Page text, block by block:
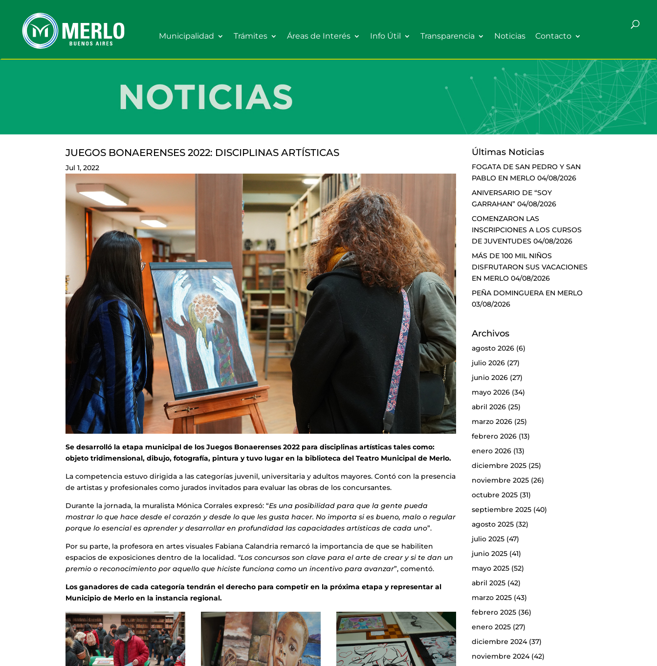
Municipalidad Trámites Áreas de Interés Info Útil Transparencia Noticias Contacto
JUEGOS BONAERENSES 2022: DISCIPLINAS ARTÍSTICAS
Jul 1, 2022
Se desarrolló la etapa municipal de los Juegos Bonaerenses 2022 para disciplinas artísticas tales como:
objeto tridimensional, dibujo, fotografía, pintura y tuvo lugar en la biblioteca del Teatro Municipal de Merlo.
La competencia estuvo dirigida a las categorías juvenil, universitaria y adultos mayores. Contó con la presencia
de artistas y profesionales como jurados invitados para evaluar las obras de los concursantes.
Durante la jornada, la muralista Mónica Corrales expresó: “Es una posibilidad para que la gente pueda
mostrar lo que hace desde el corazón y desde lo que les gusta hacer. No importa si es bueno, malo o regular
porque lo esencial es aprender y desarrollar en profundidad las capacidades artísticas de cada uno”.
Por su parte, la profesora en artes visuales Fabiana Calandria remarcó la importancia de que se habiliten
espacios de exposiciones dentro de la localidad. “Los concursos son clave para el arte de crear y si te dan un
premio o reconocimiento por aquello que hiciste funciona como un incentivo para avanzar”, comentó.
Los ganadores de cada categoría tendrán el derecho para competir en la próxima etapa y representar al
Municipio de Merlo en la instancia regional.
Últimas Noticias
FOGATA DE SAN PEDRO Y SAN
PABLO EN MERLO 04/08/2026
ANIVERSARIO DE “SOY
GARRAHAN” 04/08/2026
COMENZARON LAS
INSCRIPCIONES A LOS CURSOS
DE JUVENTUDES 04/08/2026
MÁS DE 100 MIL NIÑOS
DISFRUTARON SUS VACACIONES
EN MERLO 04/08/2026
PEÑA DOMINGUERA EN MERLO
03/08/2026
Archivos
agosto 2026(6)
julio 2026(27)
junio 2026(27)
mayo 2026(34)
abril 2026(25)
marzo 2026(25)
febrero 2026(13)
enero 2026(13)
diciembre 2025(25)
noviembre 2025(26)
octubre 2025(31)
septiembre 2025(40)
agosto 2025(32)
julio 2025(47)
junio 2025(41)
mayo 2025(52)
abril 2025(42)
marzo 2025(43)
febrero 2025(36)
enero 2025(27)
diciembre 2024(37)
noviembre 2024(42)